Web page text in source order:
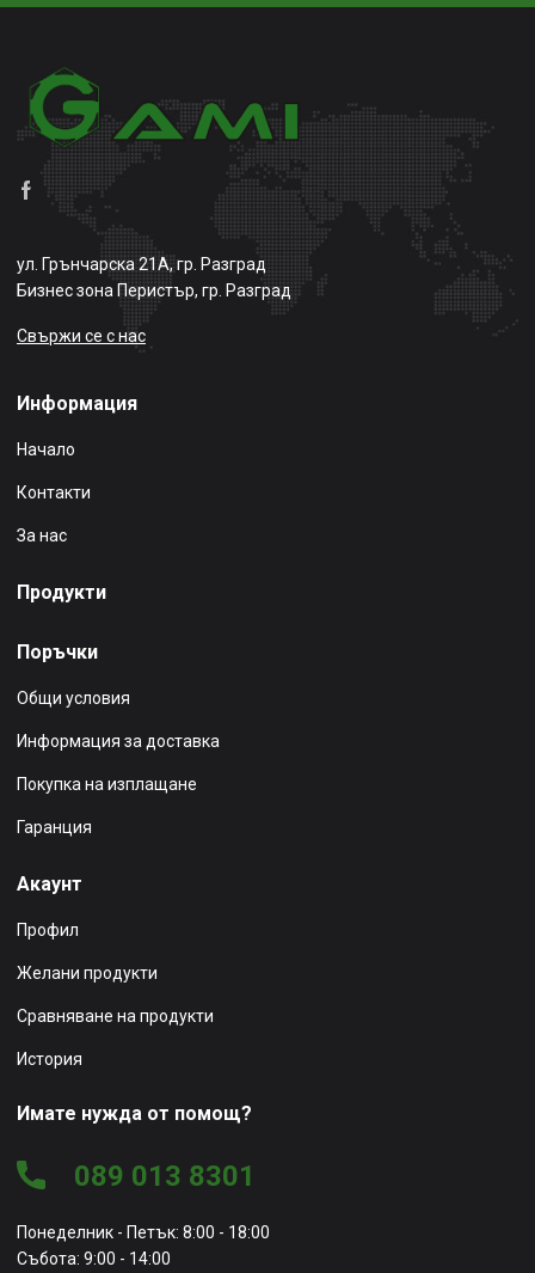
ул. Грънчарска 21А, гр. Разград
Бизнес зона Перистър, гр. Разград
Свържи се с нас
Информация
Начало
Контакти
За нас
Продукти
Поръчки
Общи условия
Информация за доставка
Покупка на изплащане
Гаранция
Акаунт
Профил
Желани продукти
Сравняване на продукти
История
Имате нужда от помощ?
089 013 8301
Понеделник - Петък: 8:00 - 18:00
Събота: 9:00 - 14:00